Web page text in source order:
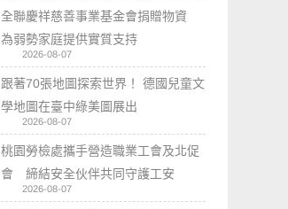
全聯慶祥慈善事業基金會捐贈物資
為弱勢家庭提供實質支持
2026-08-07
跟著70張地圖探索世界！ 德國兒童文
學地圖在臺中綠美圖展出
2026-08-07
桃園勞檢處攜手營造職業工會及北促
會 締結安全伙伴共同守護工安
2026-08-07